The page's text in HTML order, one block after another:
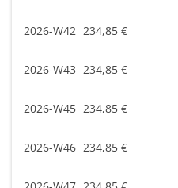
2026-W42 234,85 €
2026-W43 234,85 €
2026-W45 234,85 €
2026-W46 234,85 €